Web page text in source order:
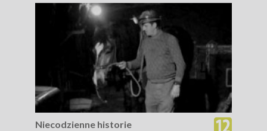
Niecodzienne historie